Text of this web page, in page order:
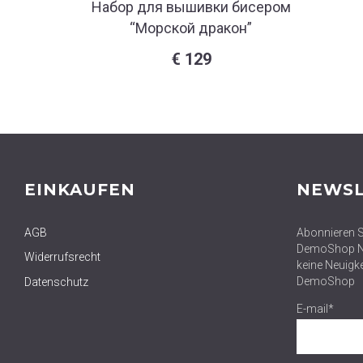
Набор для вышивки бисером
“Морской дракон”
€ 129
EINKAUFEN
AGB
Widerrufsrecht
Datenschutz
Abonnieren
DemoShop
keine
DemoShop
E-mail*